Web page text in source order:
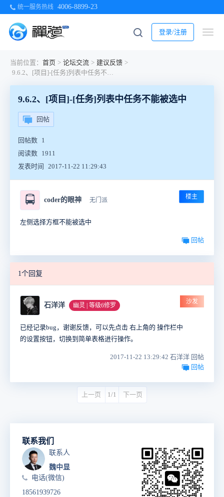
统一服务热线 4006-8899-23
登录/注册
当前位置： 首页 > 论坛交流 > 建议反馈 >
9.6.2、[项目]-[任务]列表中任务不能被选中
9.6.2、[项目]-[任务]列表中任务不能被选中
回帖
回帖数 1
阅读数 1911
发表时间
2017-11-22 11:29:43
🚍 coder的眼神 无门派 楼主
左侧选择方框不能被选中
回帖
1个回复
石洋洋 幽灵 | 等级6修罗
沙发
已经记录bug，谢谢反馈，可以先点击 右上角的 操作栏中
的设置按钮，切换到简单表格进行操作。
2017-11-22 13:29:42 石洋洋 回帖
回帖
上一页 1/1 下一页
联系我们
联系人
魏中显
电话(微信)
18561939726